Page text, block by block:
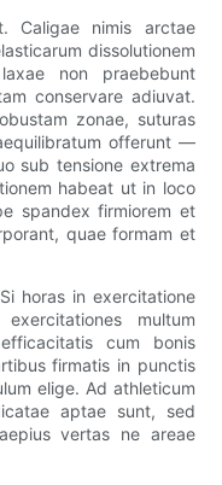
Caligae nimis arctae
dissolutionem
non praebebunt
conservare adiuvat.
zonae, suturas
offerunt —
sub tensione extrema
habeat ut in loco
spandex firmiorem et
quae formam et
horas in exercitatione
multum
cum bonis
firmatis in punctis
elige. Ad athleticum
aptae sunt, sed
vertas ne areae